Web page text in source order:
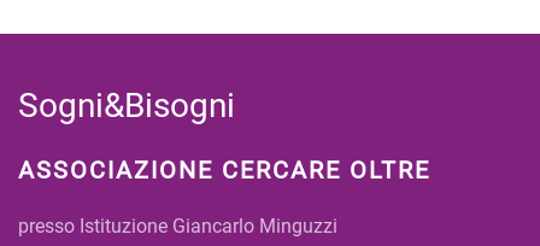
Sogni&Bisogni
ASSOCIAZIONE CERCARE OLTRE
presso Istituzione Giancarlo Minguzzi